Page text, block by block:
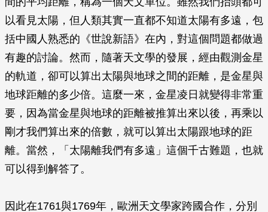
以看見太陽，但人類其實一直都不知道太陽有多遠，包
括中國人熟悉的《世說新語》在內，對這個問題都做過
有趣的討論。然而，隨著天文學的發展，經由觀測金星
的軌道，卻可以算出太陽與地球之間的距離，是金星與
地球距離的多少倍。這麼一來，金星凌日就變得非常重
要，因為當金星與地球的距離被推算出來以後，再乘以
剛才我們算出來的倍數，就可以算出太陽跟地球的距
離。當然，「太陽離我們有多遠」這個千古難題，也就
可以得到解答了。
因此在1761與1769年，歐洲天文學家跨國合作，分別